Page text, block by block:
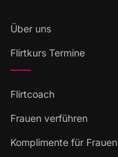
Über uns
Flirtkurs Termine
Flirtcoach
Frauen verführen
Komplimente für Frauen